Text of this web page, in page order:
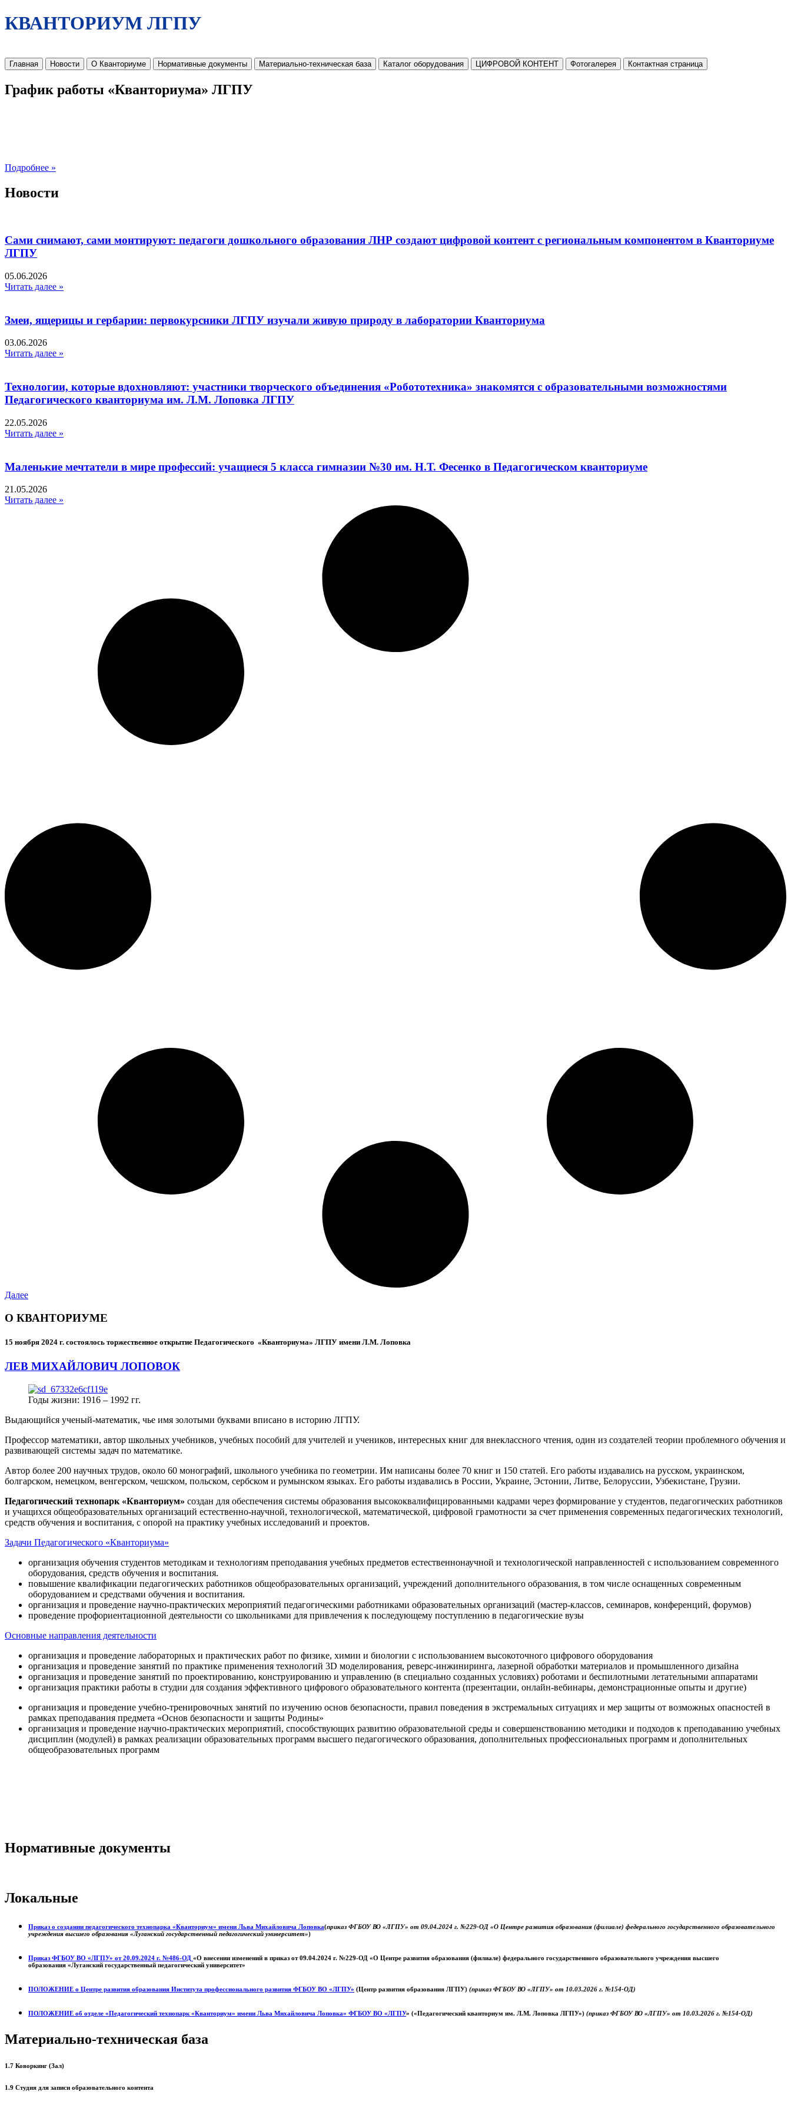
КВАНТОРИУМ ЛГПУ
Главная Новости О Кванториуме Нормативные документы Материально-техническая база Каталог оборудования ЦИФРОВОЙ КОНТЕНТ Фотогалерея Контактная страница
График работы «Кванториума» ЛГПУ
Подробнее »
Новости
Сами снимают, сами монтируют: педагоги дошкольного образования ЛНР создают цифровой контент с региональным компонентом в Кванториуме
ЛГПУ​
05.06.2026
Читать далее »
Змеи, ящерицы и гербарии: первокурсники ЛГПУ изучали живую природу в лаборатории Кванториума
03.06.2026
Читать далее »
Технологии, которые вдохновляют: участники творческого объединения «Робототехника» знакомятся с образовательными возможностями
Педагогического кванториума им. Л.М. Лоповка ЛГПУ
22.05.2026
Читать далее »
Маленькие мечтатели в мире профессий: учащиеся 5 класса гимназии №30 им. Н.Т. Фесенко в Педагогическом кванториуме
21.05.2026
Читать далее »
Далее
О КВАНТОРИУМЕ
15 ноября 2024 г. состоялось торжественное открытие Педагогического «Кванториума» ЛГПУ имени Л.М. Лоповка
ЛЕВ МИХАЙЛОВИЧ ЛОПОВОК
Годы жизни: 1916 – 1992 гг.
Выдающийся ученый-математик, чье имя золотыми буквами вписано в историю ЛГПУ.
Профессор математики, автор школьных учебников, учебных пособий для учителей и учеников, интересных книг для внеклассного чтения, один из создателей теории проблемного обучения и
развивающей системы задач по математике.
Автор более 200 научных трудов, около 60 монографий, школьного учебника по геометрии. Им написаны более 70 книг и 150 статей. Его работы издавались на русском, украинском,
болгарском, немецком, венгерском, чешском, польском, сербском и румынском языках. Его работы издавались в России, Украине, Эстонии, Литве, Белоруссии, Узбекистане, Грузии.
Педагогический технопарк «Кванториум» создан для обеспечения системы образования высококвалифицированными кадрами через формирование у студентов, педагогических работников
и учащихся общеобразовательных организаций естественно-научной, технологической, математической, цифровой грамотности за счет применения современных педагогических технологий,
средств обучения и воспитания, с опорой на практику учебных исследований и проектов.
Задачи Педагогического «Кванториума»
организация обучения студентов методикам и технологиям преподавания учебных предметов естественнонаучной и технологической направленностей с использованием современного
оборудования, средств обучения и воспитания.
повышение квалификации педагогических работников общеобразовательных организаций, учреждений дополнительного образования, в том числе оснащенных современным
оборудованием и средствами обучения и воспитания.
организация и проведение научно-практических мероприятий педагогическими работниками образовательных организаций (мастер-классов, семинаров, конференций, форумов)
проведение профориентационной деятельности со школьниками для привлечения к последующему поступлению в педагогические вузы
Основные направления деятельности
организация и проведение лабораторных и практических работ по физике, химии и биологии с использованием высокоточного цифрового оборудования
организация и проведение занятий по практике применения технологий 3D моделирования, реверс-инжиниринга, лазерной обработки материалов и промышленного дизайна
организация и проведение занятий по проектированию, конструированию и управлению (в специально созданных условиях) роботами и беспилотными летательными аппаратами
организация практики работы в студии для создания эффективного цифрового образовательного контента (презентации, онлайн-вебинары, демонстрационные опыты и другие)
организация и проведение учебно-тренировочных занятий по изучению основ безопасности, правил поведения в экстремальных ситуациях и мер защиты от возможных опасностей в
рамках преподавания предмета «Основ безопасности и защиты Родины»
организация и проведение научно-практических мероприятий, способствующих развитию образовательной среды и совершенствованию методики и подходов к преподаванию учебных
дисциплин (модулей) в рамках реализации образовательных программ высшего педагогического образования, дополнительных профессиональных программ и дополнительных
общеобразовательных программ
Нормативные документы
Локальные
Приказ о создании педагогического технопарка «Кванториум» имени Льва Михайловича Лоповка(приказ ФГБОУ ВО «ЛГПУ» от 09.04.2024 г. №229-ОД «О Центре развития образования (филиале) федерального государственного образовательного
учреждения высшего образования «Луганский государственный педагогический университет»)
Приказ ФГБОУ ВО «ЛГПУ» от 20.09.2024 г. №486-ОД «О внесении изменений в приказ от 09.04.2024 г. №229-ОД «О Центре развития образования (филиале) федерального государственного образовательного учреждения высшего
образования «Луганский государственный педагогический университет»
ПОЛОЖЕНИЕ о Центре развития образования Института профессионального развития ФГБОУ ВО «ЛГПУ» (Центр развития образования ЛГПУ) (приказ ФГБОУ ВО «ЛГПУ» от 10.03.2026 г. №154-ОД)
ПОЛОЖЕНИЕ об отделе «Педагогический технопарк «Кванториум» имени Льва Михайловича Лоповка» ФГБОУ ВО «ЛГПУ» («Педагогический кванториум им. Л.М. Лоповка ЛГПУ») (приказ ФГБОУ ВО «ЛГПУ» от 10.03.2026 г. №154-ОД)
Материально-техническая база
1.7 Коворкинг (Зал)
1.9 Студия для записи образовательного контента